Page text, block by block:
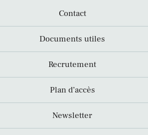
Contact
Documents utiles
Recrutement
Plan d’accès
Newsletter